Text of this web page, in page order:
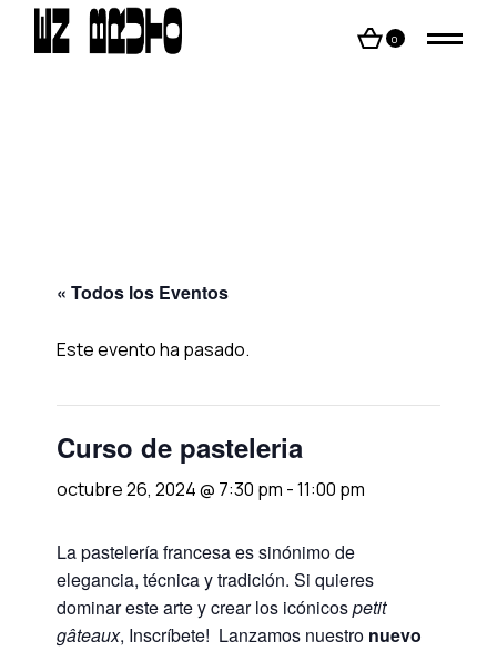
content
0
« Todos los Eventos
Este evento ha pasado.
Curso de pasteleria
octubre 26, 2024 @ 7:30 pm -11:00 pm
La pastelería francesa es sinónimo de
elegancia, técnica y tradición. Si quieres
dominar este arte y crear los icónicospetit
gâteaux, Inscríbete! Lanzamos nuestro nuevo